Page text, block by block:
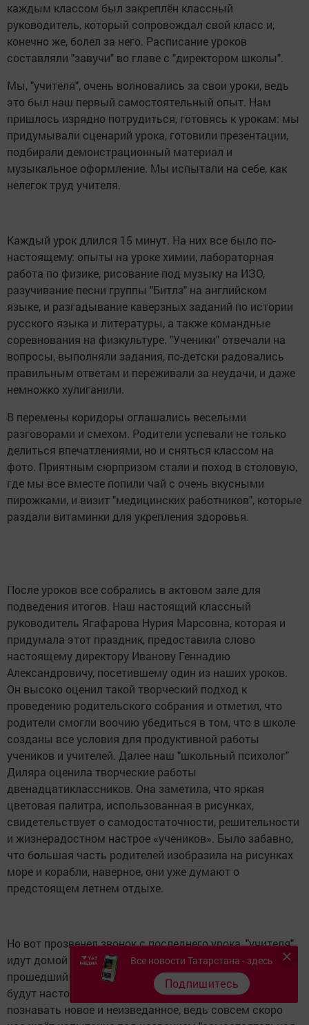
каждым классом был закреплён классный
руководитель, который сопровождал свой класс и,
конечно же, болел за него. Расписание уроков
составляли "завучи" во главе с "директором школы".
Мы, "учителя", очень волновались за свои уроки, ведь
это был наш первый самостоятельный опыт. Нам
пришлось изрядно потрудиться, готовясь к урокам: мы
придумывали сценарий урока, готовили презентации,
подбирали демонстрационный материал и
музыкальное оформление. Мы испытали на себе, как
нелегок труд учителя.
Каждый урок длился 15 минут. На них все было по-
настоящему: опыты на уроке химии, лабораторная
работа по физике, рисование под музыку на ИЗО,
разучивание песни группы "Битлз" на английском
языке, и разгадывание каверзных заданий по истории
русского языка и литературы, а также командные
соревнования на физкультуре. "Ученики" отвечали на
вопросы, выполняли задания, по-детски радовались
правильным ответам и переживали за неудачи, и даже
немножко хулиганили.
В перемены коридоры оглашались веселыми
разговорами и смехом. Родители успевали не только
делиться впечатлениями, но и сняться классом на
фото. Приятным сюрпризом стали и поход в столовую,
где мы все вместе попили чай с очень вкусными
пирожками, и визит "медицинских работников", которые
раздали витаминки для укрепления здоровья.
После уроков все собрались в актовом зале для
подведения итогов. Наш настоящий классный
руководитель Ягафарова Нурия Марсовна, которая и
придумала этот праздник, предоставила слово
настоящему директору Иванову Геннадию
Александровичу, посетившему один из наших уроков.
Он высоко оценил такой творческий подход к
проведению родительского собрания и отметил, что
родители смогли воочию убедиться в том, что в школе
созданы все условия для продуктивной работы
учеников и учителей. Далее наш "школьный психолог"
Диляра оценила творческие работы
двенадцатиклассников. Она заметила, что яркая
цветовая палитра, использованная в рисунках,
свидетельствует о самодостаточности, решительности
и жизнерадостном настрое «учеников». Было забавно,
что большая часть родителей изобразила на рисунках
море и корабли, наверное, они уже думают о
предстоящем летнем отдыхе.
Но вот прозвенел звонок с последнего урока, "учителя"
идут домой под ручку с "учениками", бурно обсуждая
прошедший "школьный день". Завтра у нас, учеников,
будут настоящие уроки и учителя, и мы продолжим
познавать новое и неизведанное, ведь совсем скоро
Все новости Татарстана - здесь
Подпишитесь